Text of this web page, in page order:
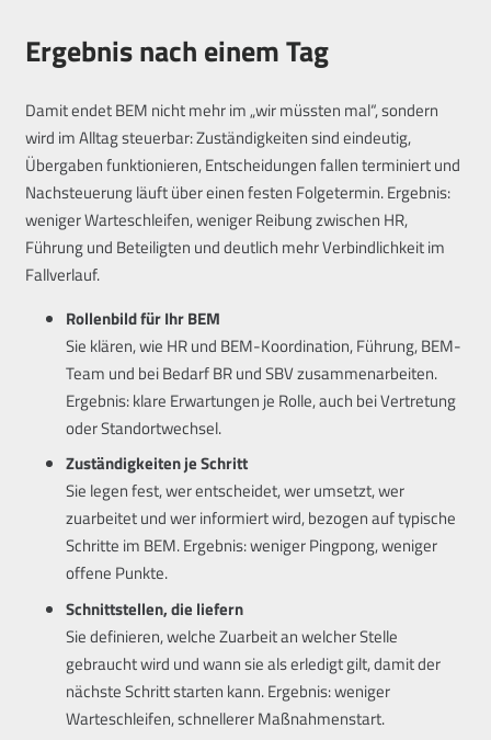
Ergebnis nach einem Tag
Damit endet BEM nicht mehr im „wir müssten mal“, sondern
wird im Alltag steuerbar: Zuständigkeiten sind eindeutig,
Übergaben funktionieren, Entscheidungen fallen terminiert und
Nachsteuerung läuft über einen festen Folgetermin. Ergebnis:
weniger Warteschleifen, weniger Reibung zwischen HR,
Führung und Beteiligten und deutlich mehr Verbindlichkeit im
Fallverlauf.
Rollenbild für Ihr BEM
Sie klären, wie HR und BEM-Koordination, Führung, BEM-
Team und bei Bedarf BR und SBV zusammenarbeiten.
Ergebnis: klare Erwartungen je Rolle, auch bei Vertretung
oder Standortwechsel.
Zuständigkeiten je Schritt
Sie legen fest, wer entscheidet, wer umsetzt, wer
zuarbeitet und wer informiert wird, bezogen auf typische
Schritte im BEM. Ergebnis: weniger Pingpong, weniger
offene Punkte.
Schnittstellen, die liefern
Sie definieren, welche Zuarbeit an welcher Stelle
gebraucht wird und wann sie als erledigt gilt, damit der
nächste Schritt starten kann. Ergebnis: weniger
Warteschleifen, schnellerer Maßnahmenstart.